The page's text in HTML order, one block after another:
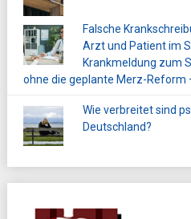
Falsche
Arzt und Patient im
Krankmeldung zum
ohne die geplante Merz-Reform
Wie verbreitet sind
Deutschland?